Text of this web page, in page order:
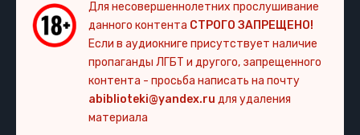
Для несовершеннолетних прослушивание
данного контента СТРОГО ЗАПРЕЩЕНО!
Если в аудиокниге присутствует наличие
пропаганды ЛГБТ и другого, запрещенного
контента - просьба написать на почту
abiblioteki@yandex.ru для удаления
материала